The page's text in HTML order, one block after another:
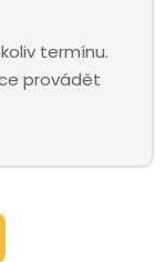
termínu.
provádět